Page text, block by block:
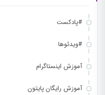
#پادکست
#ویدئوها
آموزش اینستاگرام
آموزش رایگان پایتون